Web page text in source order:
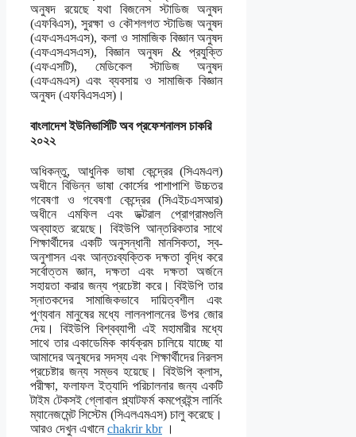
অনুষদ রয়েছে যথা বিজনেস স্টাডিজ অনুষদ
(এফবিএস), সুরক্ষা ও কৌশলগত স্টাডিজ অনুষদ
(এফএসএসএস), কলা ও সামাজিক বিজ্ঞান অনুষদ
(এফএসএসএস), বিজ্ঞান অনুষদ & প্রযুক্তি
(এফএসটি), মেডিকেল স্টাডিজ অনুষদ
(এফএমএস) এবং ব্যবসায় ও সামাজিক বিজ্ঞান
অনুষদ (এফবিএসএস)।
বাংলাদেশ ইউনিভার্সিটি অব প্রফেশনালস চাকরি
২০২২
অধিকন্তু, আধুনিক ভাষা কেন্দ্রের (সিএমএল)
অধীনে বিভিন্ন ভাষা কোর্সের পাশাপাশি উচ্চতর
গবেষণা ও গবেষণা কেন্দ্রের (সিএইচএসআর)
অধীনে এমফিল এবং ডক্টরাল প্রোগ্রামগুলি
অব্যাহত রয়েছে। বিইউপি আন্তরিকতার সাথে
শিক্ষার্থীদের একটি অনুসন্ধানী মানসিকতা, স্ব-
অনুশাসন এবং আন্তঃব্যক্তিক দক্ষতা বৃদ্ধি করে
সর্বোত্তম জ্ঞান, দক্ষতা এবং দক্ষতা অর্জনে
সহায়তা করার জন্য প্রচেষ্টা করে। বিইউপি তার
স্নাতকদের সামাজিকভাবে দায়িত্বশীল এবং
পুণ্যবান মানুষের মধ্যে লালনপালনের উপর জোর
দেয়। বিইউপি বিশ্বব্যাপী এই মহামারীর মধ্যে
সাথে তার একাডেমিক কার্যক্রম চালিয়ে যাচ্ছে যা
আমাদের অনুষদের সদস্য এবং শিক্ষার্থীদের নিরলস
প্রচেষ্টার জন্য সম্ভব হয়েছে। বিইউপি ক্লাস,
পরীক্ষা, ফলাফল ইত্যাদি পরিচালনার জন্য একটি
টাইম টেকসই গ্লোবাল প্ল্যাটফর্ম কমপ্রেইন্স লার্নিং
ম্যানেজমেন্ট সিস্টেম (সিএলএমএস) চালু করেছে।
আরও দেখুন এখানে chakrir kbr।